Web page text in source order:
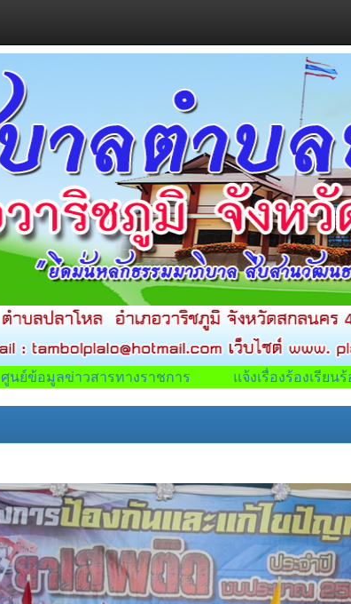
ศูนย์ข้อมูลข่าวสารทางราชการ แจ้งเรื่องร้องเรียน